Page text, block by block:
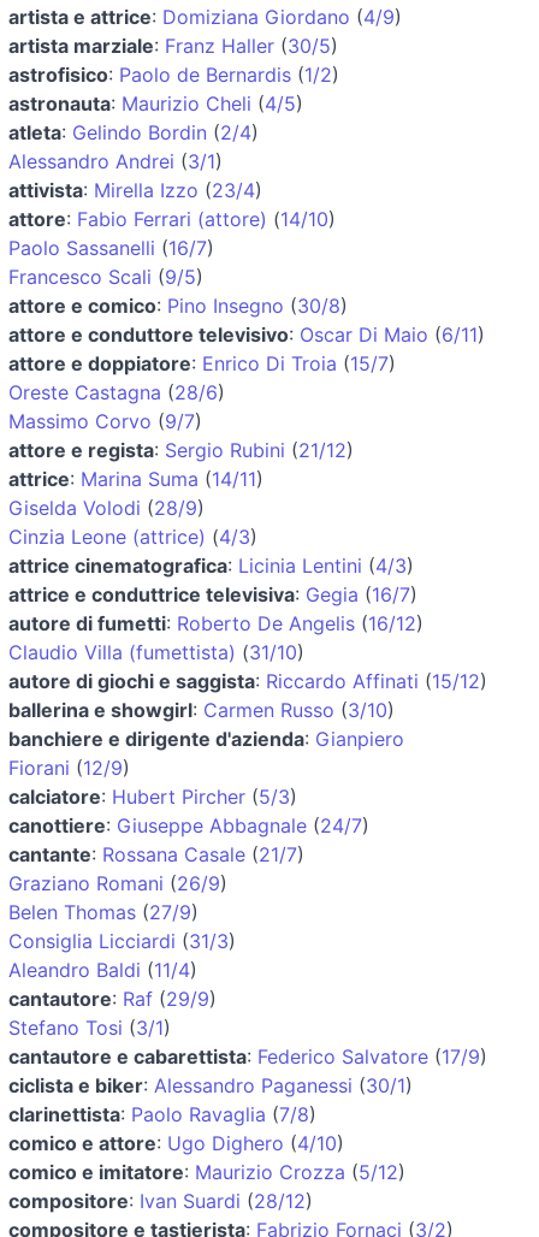
artista e attrice: Domiziana Giordano (4/9)
artista marziale: Franz Haller (30/5)
astrofisico: Paolo de Bernardis (1/2)
astronauta: Maurizio Cheli (4/5)
atleta: Gelindo Bordin (2/4)
Alessandro Andrei (3/1)
attivista: Mirella Izzo (23/4)
attore: Fabio Ferrari (attore) (14/10)
Paolo Sassanelli (16/7)
Francesco Scali (9/5)
attore e comico: Pino Insegno (30/8)
attore e conduttore televisivo: Oscar Di Maio (6/11)
attore e doppiatore: Enrico Di Troia (15/7)
Oreste Castagna (28/6)
Massimo Corvo (9/7)
attore e regista: Sergio Rubini (21/12)
attrice: Marina Suma (14/11)
Giselda Volodi (28/9)
Cinzia Leone (attrice) (4/3)
attrice cinematografica: Licinia Lentini (4/3)
attrice e conduttrice televisiva: Gegia (16/7)
autore di fumetti: Roberto De Angelis (16/12)
Claudio Villa (fumettista) (31/10)
autore di giochi e saggista: Riccardo Affinati (15/12)
ballerina e showgirl: Carmen Russo (3/10)
banchiere e dirigente d'azienda: Gianpiero
Fiorani (12/9)
calciatore: Hubert Pircher (5/3)
canottiere: Giuseppe Abbagnale (24/7)
cantante: Rossana Casale (21/7)
Graziano Romani (26/9)
Belen Thomas (27/9)
Consiglia Licciardi (31/3)
Aleandro Baldi (11/4)
cantautore: Raf (29/9)
Stefano Tosi (3/1)
cantautore e cabarettista: Federico Salvatore (17/9)
ciclista e biker: Alessandro Paganessi (30/1)
clarinettista: Paolo Ravaglia (7/8)
comico e attore: Ugo Dighero (4/10)
comico e imitatore: Maurizio Crozza (5/12)
compositore: Ivan Suardi (28/12)
compositore e tastierista: Fabrizio Fornaci (3/2)